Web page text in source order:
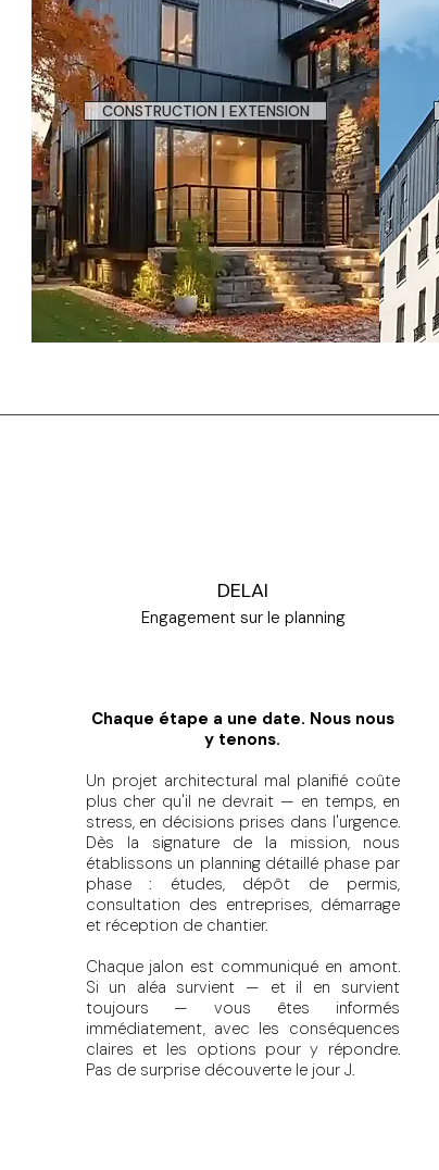
CONSTRUCTION | EXTENSION
DELAI
Engagement sur le planning
Chaque étape a une date. Nous nous
y tenons.
Un projet architectural mal planifié coûte
plus cher qu'il ne devrait — en temps, en
stress, en décisions prises dans l'urgence.
Dès la signature de la mission, nous
établissons un planning détaillé phase par
phase : études, dépôt de permis,
consultation des entreprises, démarrage
et réception de chantier.
Chaque jalon est communiqué en amont.
Si un aléa survient — et il en survient
toujours — vous êtes informés
immédiatement, avec les conséquences
claires et les options pour y répondre.
Pas de surprise découverte le jour J.